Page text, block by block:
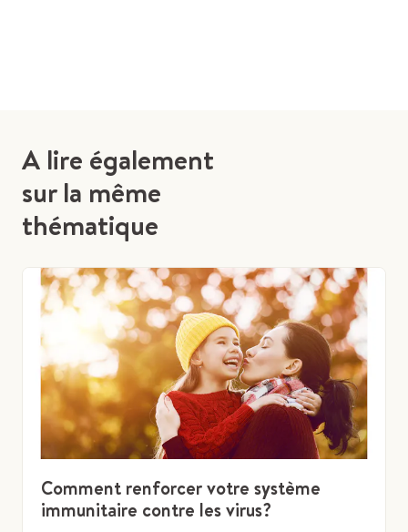
A lire également
sur la même
thématique
Comment renforcer votre système
immunitaire contre les virus?